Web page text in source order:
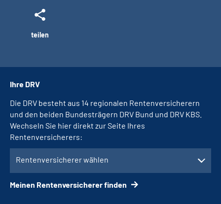
teilen
Ihre DRV
Die DRV besteht aus 14 regionalen Rentenversicherern
und den beiden Bundesträgern DRV Bund und DRV KBS.
Wechseln Sie hier direkt zur Seite Ihres
Rentenversicherers:
Rentenversicherer wählen
Meinen Rentenversicherer finden